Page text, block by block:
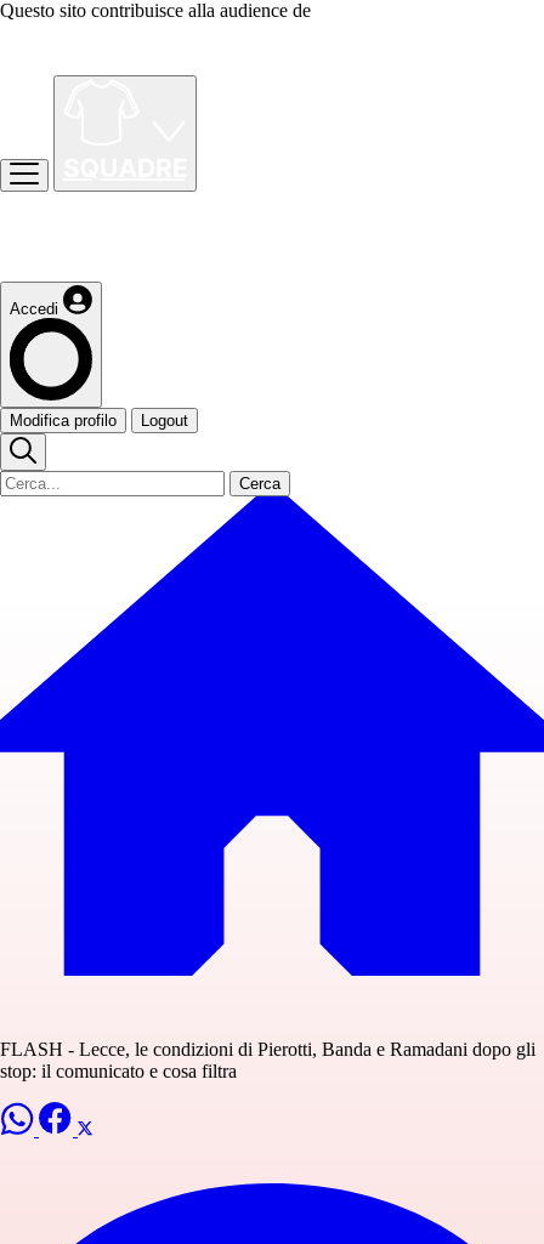
Questo sito contribuisce alla audience de
Accedi
Modifica profilo Logout
Cerca
FLASH - Lecce, le condizioni di Pierotti, Banda e Ramadani dopo gli
stop: il comunicato e cosa filtra